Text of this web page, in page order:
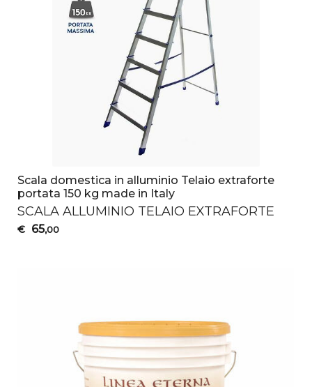
Scala domestica in alluminio Telaio extraforte
portata 150 kg made in Italy
SCALA ALLUMINIO TELAIO EXTRAFORTE
€ 65,00